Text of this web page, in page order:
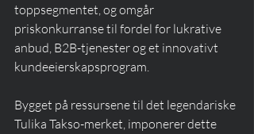
toppsegmentet, og omgår
priskonkurranse til fordel for lukrative
anbud, B2B-tjenester og et innovativt
kundeeierskapsprogram.
Bygget på ressursene til det legendariske
Tulika Takso-merket, imponerer dette